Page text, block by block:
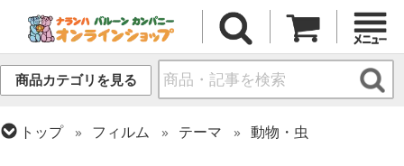
商品カテゴリを見る
トップ フィルム テーマ
動物・虫